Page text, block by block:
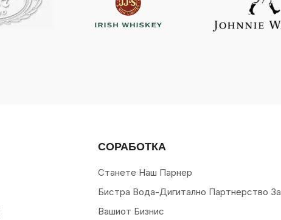
СОРАБОТКА
Станете Наш Парнер
Бистра Вода-Дигитално Партнерство За
Вашиот Бизнис